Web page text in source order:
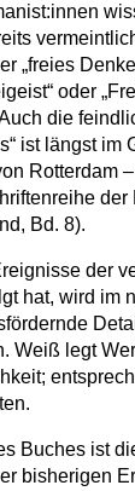
„freies
oder
die
ist längst im
Rotterdam
der
Bd. 8).
der
hat, wird im
Weiß legt
Buches ist
bisherigen